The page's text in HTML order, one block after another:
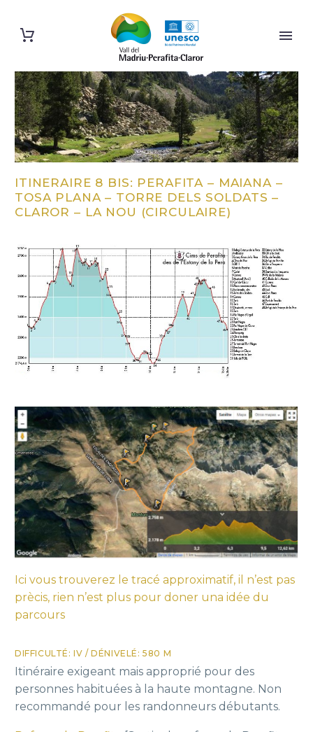
ITINERAIRE 8 BIS: PERAFITA – MAIANA –
TOSA PLANA – TORRE DELS SOLDATS –
CLAROR – LA NOU (CIRCULAIRE)
Ici vous trouverez le tracé approximatif, il n’est pas
prècis, rien n’est plus pour doner una idée du
parcours
DIFFICULTÉ: IV / DÉNIVELÉ: 580 M
Itinéraire exigeant mais approprié pour des
personnes habituées à la haute montagne. Non
recommandé pour les randonneurs débutants.